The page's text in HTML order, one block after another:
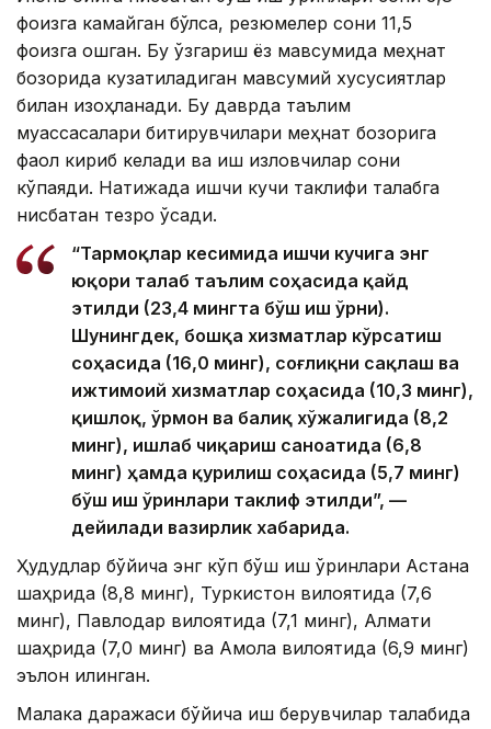
фоизга камайган бўлса, резюмелер сони 11,5
фоизга ошган. Бу ўзгариш ёз мавсумида меҳнат
бозорида кузатиладиган мавсумий хусусиятлар
билан изоҳланади. Бу даврда таълим
муассасалари битирувчилари меҳнат бозорига
фаол кириб келади ва иш изловчилар сони
кўпаяди. Натижада ишчи кучи таклифи талабга
нисбатан тезроқ ўсади.
“Тармоқлар кесимида ишчи кучига энг
юқори талаб таълим соҳасида қайд
этилди (23,4 мингта бўш иш ўрни).
Шунингдек, бошқа хизматлар кўрсатиш
соҳасида (16,0 минг), соғлиқни сақлаш ва
ижтимоий хизматлар соҳасида (10,3 минг),
қишлоқ, ўрмон ва балиқ хўжалигида (8,2
минг), ишлаб чиқариш саноатида (6,8
минг) ҳамда қурилиш соҳасида (5,7 минг)
бўш иш ўринлари таклиф этилди”, —
дейилади вазирлик хабарида.
Ҳудудлар бўйича энг кўп бўш иш ўринлари Астана
шаҳрида (8,8 минг), Туркистон вилоятида (7,6
минг), Павлодар вилоятида (7,1 минг), Алмати
шаҳрида (7,0 минг) ва Ақмола вилоятида (6,9 минг)
эълон қилинган.
Малака даражаси бўйича иш берувчилар талабида